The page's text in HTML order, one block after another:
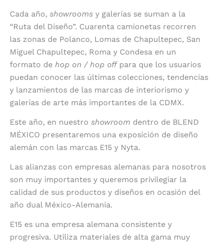
Cada año, showrooms y galerías se suman a la
“Ruta del Diseño”. Cuarenta camionetas recorren
las zonas de Polanco, Lomas de Chapultepec, San
Miguel Chapultepec, Roma y Condesa en un
formato de hop on / hop offpara que los usuarios
puedan conocer las últimas colecciones, tendencias
y lanzamientos de las marcas de interiorismo y
galerías de arte más importantes de la CDMX.
Este año, en nuestro showroom dentro de BLEND
MÉXICO presentaremos una exposición de diseño
alemán con las marcas E15 y Nyta.
Las alianzas con empresas alemanas para nosotros
son muy importantes y queremos privilegiar la
calidad de sus productos y diseños en ocasión del
año dual México-Alemania.
E15 es una empresa alemana consistente y
progresiva. Utiliza materiales de alta gama muy